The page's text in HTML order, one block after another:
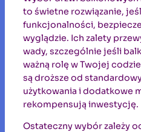
to świetne rozwiązanie,
funkcjonalności,
wyglądzie. Ich zalety
wady, szczególnie jeśli
ważną rolę w Twojej
są droższe od
użytkowania i dodatkowe
rekompensują inwestycję.
Ostateczny wybór zależy